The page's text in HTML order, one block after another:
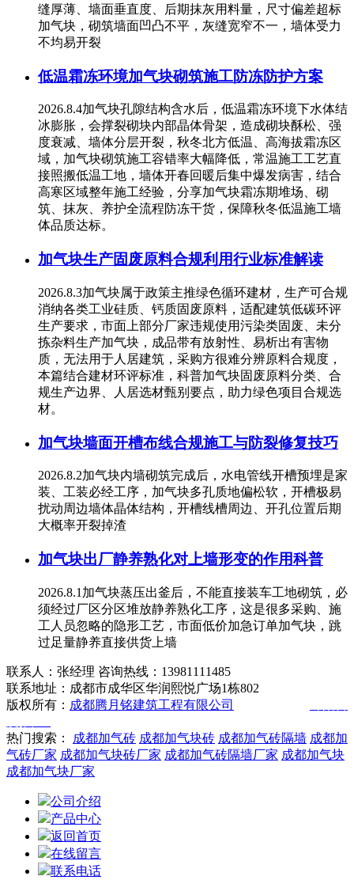
缝厚薄、墙面垂直度、后期抹灰用料量，尺寸偏差超标
加气块，砌筑墙面凹凸不平，灰缝宽窄不一，墙体受力
不均易开裂
低温霜冻环境加气块砌筑施工防冻防护方案
2026.8.4加气块孔隙结构含水后，低温霜冻环境下水体结
冰膨胀，会撑裂砌块内部晶体骨架，造成砌块酥松、强
度衰减、墙体分层开裂，秋冬北方低温、高海拔霜冻区
域，加气块砌筑施工容错率大幅降低，常温施工工艺直
接照搬低温工地，墙体开春回暖后集中爆发病害，结合
高寒区域整年施工经验，分享加气块霜冻期堆场、砌
筑、抹灰、养护全流程防冻干货，保障秋冬低温施工墙
体品质达标。
加气块生产固废原料合规利用行业标准解读
2026.8.3加气块属于政策主推绿色循环建材，生产可合规
消纳各类工业硅质、钙质固废原料，适配建筑低碳环评
生产要求，市面上部分厂家违规使用污染类固废、未分
拣杂料生产加气块，成品带有放射性、易析出有害物
质，无法用于人居建筑，采购方很难分辨原料合规度，
本篇结合建材环评标准，科普加气块固废原料分类、合
规生产边界、人居选材甄别要点，助力绿色项目合规选
材。
加气块墙面开槽布线合规施工与防裂修复技巧
2026.8.2加气块内墙砌筑完成后，水电管线开槽预埋是家
装、工装必经工序，加气块多孔质地偏松软，开槽极易
扰动周边墙体晶体结构，开槽线槽周边、开孔位置后期
大概率开裂掉渣
加气块出厂静养熟化对上墙形变的作用科普
2026.8.1加气块蒸压出釜后，不能直接装车工地砌筑，必
须经过厂区分区堆放静养熟化工序，这是很多采购、施
工人员忽略的隐形工艺，市面低价加急订单加气块，跳
过足量静养直接供货上墙
联系人：张经理 咨询热线：13981111485
联系地址：成都市成华区华润熙悦广场1栋802
版权所有： 成都腾月铭建筑工程有限公司
热门搜索：
成都加气砖 成都加气块砖 成都加气砖隔墙 成都加
气砖厂家 成都加气块砖厂家 成都加气砖隔墙厂家 成都加气块
成都加气块厂家
公司介绍
产品中心
返回首页
在线留言
联系电话